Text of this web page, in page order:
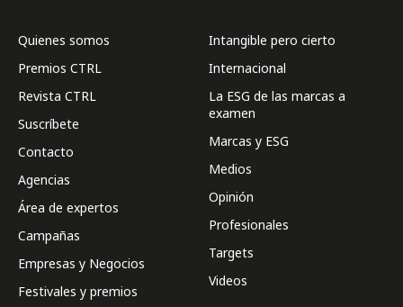
Quienes somos
Premios CTRL
Revista CTRL
Suscríbete
Contacto
Agencias
Área de expertos
Campañas
Empresas y Negocios
Festivales y premios
Intangible pero cierto
Internacional
La ESG de las marcas a
examen
Marcas y ESG
Medios
Opinión
Profesionales
Targets
Videos